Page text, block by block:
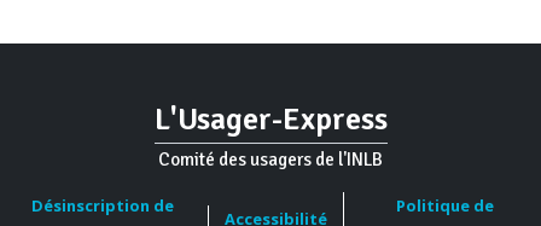
L'Usager-Express
Comité des usagers de l'INLB
Désinscription de
Accessibilité
Politique de